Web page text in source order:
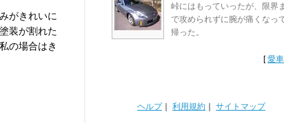
がきれいに
装が割れた
の場合はき
峠にはもっていったが、限界ま
で攻められずに腕が痛くなっ
帰った。
[愛
ヘルプ｜ 利用規約 サイトマップ